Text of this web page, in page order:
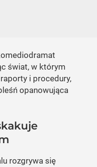
świat, w którym
i procedury,
opanowująca
rozgrywa się